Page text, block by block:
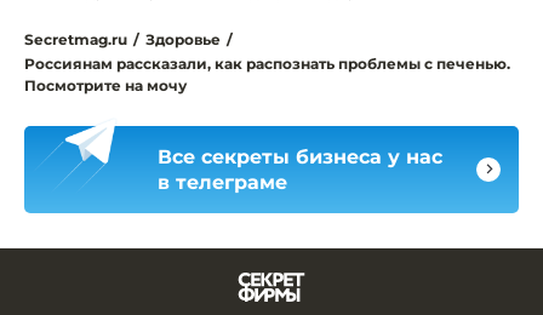
Secretmag.ru / Здоровье /
Россиянам рассказали, как распознать проблемы с печенью.
Посмотрите на мочу
Все секреты бизнеса у нас
в телеграме